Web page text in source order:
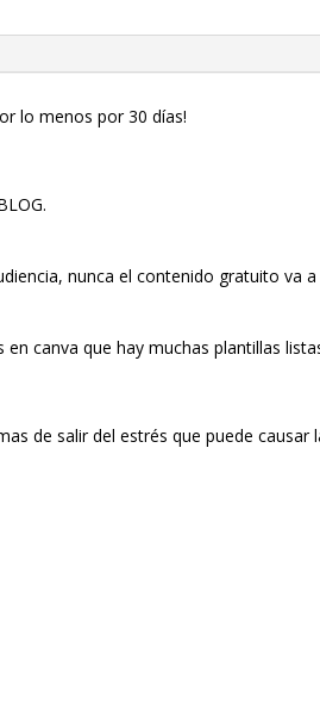
lo menos por 30 días!
nunca el contenido gratuito va
canva que hay muchas plantillas
de salir del estrés que puede causar